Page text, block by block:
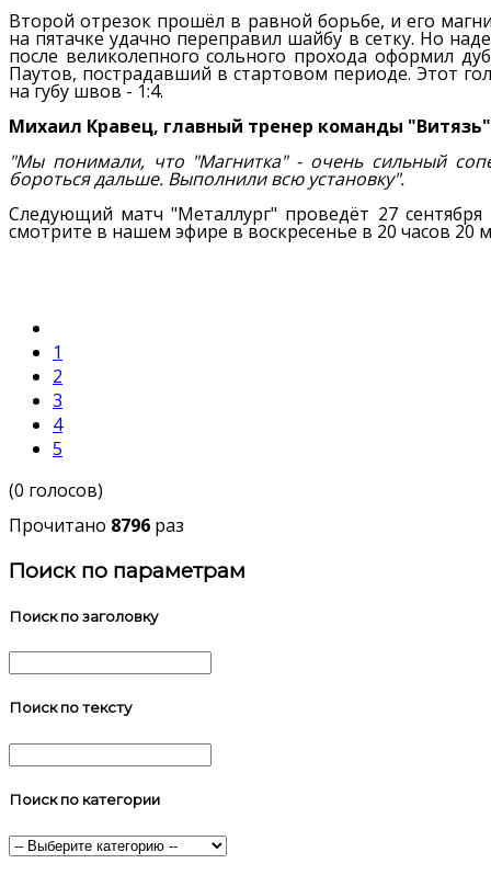
Второй отрезок прошёл в равной борьбе, и его
на пятачке удачно переправил шайбу в сетку. Но
после великолепного сольного прохода оформил
Паутов, пострадавший в стартовом периоде. Этот
на губу швов - 1:4.
Михаил Кравец, главный тренер команды "Витязь"
"Мы понимали, что "Магнитка" - очень сильный
бороться дальше. Выполнили всю установку".
Следующий матч "Металлург" проведёт 27
смотрите в нашем эфире в воскресенье в 20 часов 20
1
2
3
4
5
(0 голосов)
Прочитано 8796 раз
Поиск по параметрам
Поиск по заголовку
Поиск по тексту
Поиск по категории